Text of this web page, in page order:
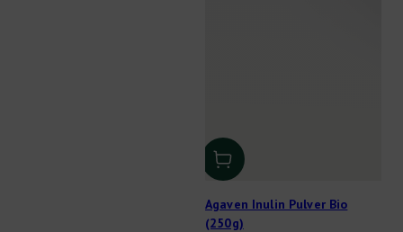
Agaven Inulin Pulver Bio
(250g)